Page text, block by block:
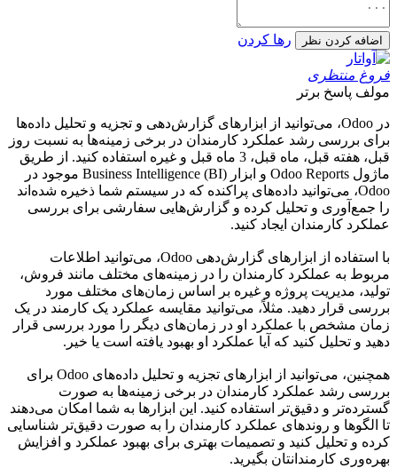
اضافه کردن نظر رها کردن
فروغ منتظری
مولف پاسخ برتر
در Odoo، می‌توانید از ابزارهای گزارش‌دهی و تجزیه و تحلیل داده‌ها
برای بررسی رشد عملکرد کارمندان در برخی زمینه‌ها به نسبت روز
قبل، هفته قبل، ماه قبل، 3 ماه قبل و غیره استفاده کنید. از طریق
ماژول Odoo Reports و ابزار Business Intelligence (BI) موجود در
Odoo، می‌توانید داده‌های پراکنده که در سیستم شما ذخیره شده‌اند
را جمع‌آوری و تحلیل کرده و گزارش‌هایی سفارشی برای بررسی
عملکرد کارمندان ایجاد کنید.
با استفاده از ابزارهای گزارش‌دهی Odoo، می‌توانید اطلاعات
مربوط به عملکرد کارمندان را در زمینه‌های مختلف مانند فروش،
تولید، مدیریت پروژه و غیره بر اساس زمان‌های مختلف مورد
بررسی قرار دهید. مثلاً، می‌توانید مقایسه عملکرد یک کارمند در یک
زمان مشخص با عملکرد او در زمان‌های دیگر را مورد بررسی قرار
دهید و تحلیل کنید که آیا عملکرد او بهبود یافته است یا خیر.
همچنین، می‌توانید از ابزارهای تجزیه و تحلیل داده‌های Odoo برای
بررسی رشد عملکرد کارمندان در برخی زمینه‌ها به صورت
گسترده‌تر و دقیق‌تر استفاده کنید. این ابزارها به شما امکان می‌دهند
تا الگوها و روندهای عملکرد کارمندان را به صورت دقیق‌تر شناسایی
کرده و تحلیل کنید و تصمیمات بهتری برای بهبود عملکرد و افزایش
بهره‌وری کارمندانتان بگیرید.